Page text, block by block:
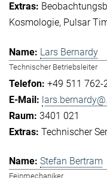
Kosmologie Pulsar
Lars Bernardy
Technischer Betriebsleiter
+49 511 762-
3401 021
Technischer
Stefan Bertram
Feinmechaniker